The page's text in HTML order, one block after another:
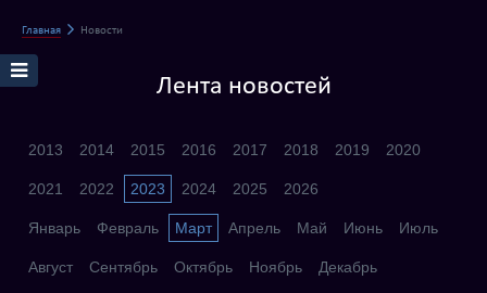
Главная Новости
Лента новостей
2013 2014 2015 2016 2017 2018 2019 2020
2021 2022 2023 2024 2025 2026
Январь Февраль Март Апрель Май Июнь Июль
Август Сентябрь Октябрь Ноябрь Декабрь